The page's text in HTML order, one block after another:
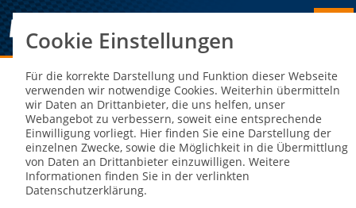
Sie sind hier: NEWS
Langbahn-WM 2024: Smolinski
gewinnt in Scheeßel und übernimmt
alleine WM-Führung
Cookie Einstellungen
Für die korrekte Darstellung und Funktion dieser Webseite
verwenden wir notwendige Cookies. Weiterhin übermitteln
wir Daten an Drittanbieter, die uns helfen, unser
Webangebot zu verbessern, soweit eine entsprechende
Einwilligung vorliegt. Hier finden Sie eine Darstellung der
einzelnen Zwecke, sowie die Möglichkeit in die Übermittlung
von Daten an Drittanbieter einzuwilligen. Weitere
Informationen finden Sie in der verlinkten
Datenschutzerklärung.